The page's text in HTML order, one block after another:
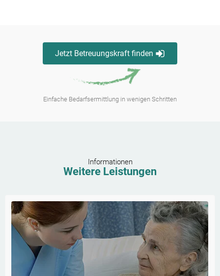
Jetzt Betreuungskraft finden
Einfache Bedarfsermittlung in wenigen Schritten
Informationen
Weitere Leistungen